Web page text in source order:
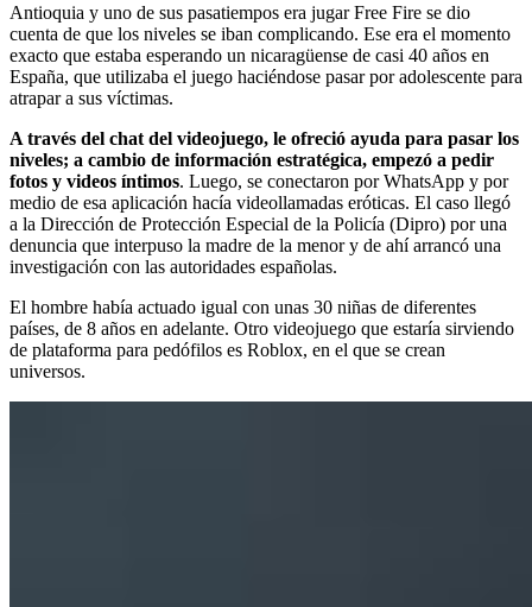
Antioquia y uno de sus pasatiempos era jugar Free Fire se dio
cuenta de que los niveles se iban complicando. Ese era el momento
exacto que estaba esperando un nicaragüense de casi 40 años en
España, que utilizaba el juego haciéndose pasar por adolescente para
atrapar a sus víctimas.
A través del chat del videojuego, le ofreció ayuda para pasar los
niveles; a cambio de información estratégica, empezó a pedir
fotos y videos íntimos. Luego, se conectaron por WhatsApp y por
medio de esa aplicación hacía videollamadas eróticas. El caso llegó
a la Dirección de Protección Especial de la Policía (Dipro) por una
denuncia que interpuso la madre de la menor y de ahí arrancó una
investigación con las autoridades españolas.
El hombre había actuado igual con unas 30 niñas de diferentes
países, de 8 años en adelante. Otro videojuego que estaría sirviendo
de plataforma para pedófilos es Roblox, en el que se crean
universos.